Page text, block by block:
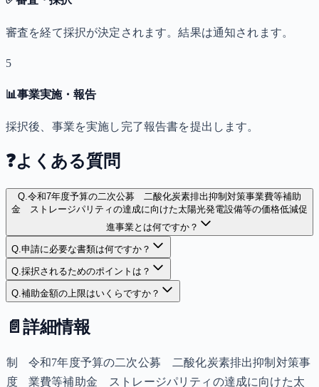
審査を経て採択が決定されます。結果は通知されます。
5
📊事業実施・報告
採択後、事業を実施し完了報告書を提出します。
❓よくある質問
Q.令和7年度予算の二次公募 二酸化炭素排出抑制対策事業費等補助
金 ストレージパリティの達成に向けた太陽光発電設備等の価格低減促
進事業とは何ですか？
Q.申請に必要な書類は何ですか？
Q.採択されるためのポイントは？
Q.補助金額の上限はいくらですか？
📄 詳細情報
制
度
令和7年度予算の二次公募 二酸化炭素排出抑制対策事
業費等補助金 ストレージパリティの達成に向けた太